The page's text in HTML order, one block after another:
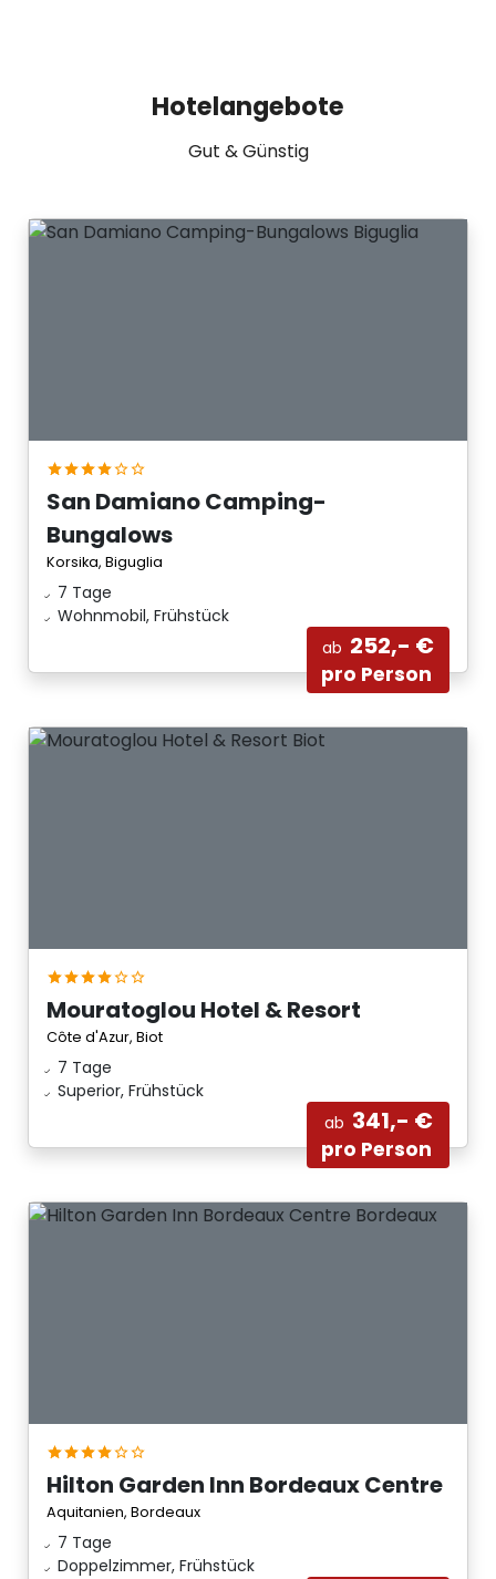
Hotelangebote
Gut & Günstig
San Damiano Camping-
Bungalows
Korsika, Biguglia
7 Tage
Wohnmobil, Frühstück
ab 252,- €
pro Person
Mouratoglou Hotel & Resort
Côte d'Azur, Biot
7 Tage
Superior, Frühstück
ab 341,- €
pro Person
Hilton Garden Inn Bordeaux Centre
Aquitanien, Bordeaux
7 Tage
Doppelzimmer, Frühstück